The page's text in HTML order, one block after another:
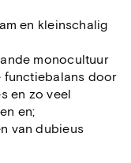
en kleinschalig
monocultuur
functiebalans door
en zo veel
en;
van dubieus